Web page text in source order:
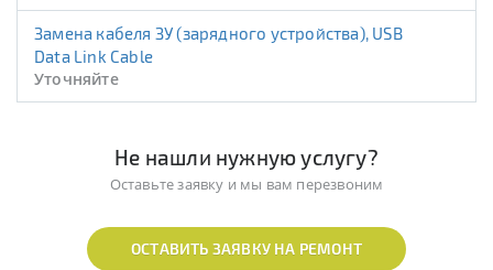
Замена кабеля ЗУ (зарядного устройства), USB
Data Link Cable
Уточняйте
Не нашли нужную услугу?
Оставьте заявку и мы вам перезвоним
ОСТАВИТЬ ЗАЯВКУ НА РЕМОНТ